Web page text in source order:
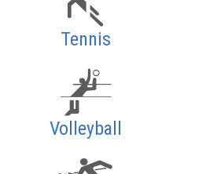
Tennis
Volleyball